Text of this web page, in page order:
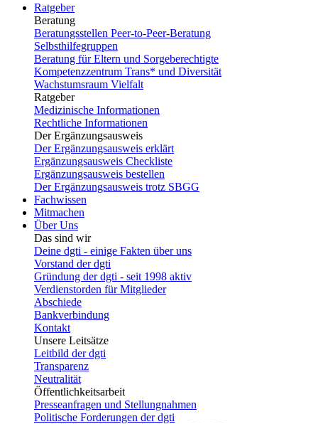
Ratgeber
Beratung
Beratungsstellen Peer-to-Peer-Beratung
Selbsthilfegruppen
Beratung für Eltern und Sorgeberechtigte
Kompetenzzentrum Trans* und Diversität
Wachstumsraum Vielfalt
Ratgeber
Medizinische Informationen
Rechtliche Informationen
Der Ergänzungsausweis
Der Ergänzungsausweis erklärt
Ergänzungsausweis Checkliste
Ergänzungsausweis bestellen
Der Ergänzungsausweis trotz SBGG
Fachwissen
Mitmachen
Über Uns
Das sind wir
Deine dgti - einige Fakten über uns
Vorstand der dgti
Gründung der dgti - seit 1998 aktiv
Verdienstorden für Mitglieder
Abschiede
Bankverbindung
Kontakt
Unsere Leitsätze
Leitbild der dgti
Transparenz
Neutralität
Öffentlichkeitsarbeit
Presseanfragen und Stellungnahmen
Politische Forderungen der dgti